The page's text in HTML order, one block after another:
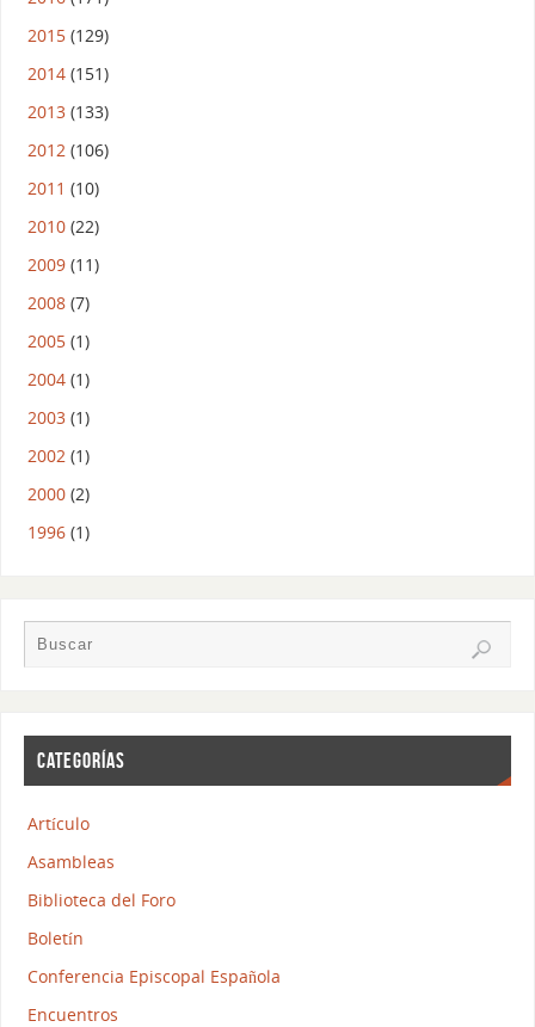
2015(129)
2014(151)
2013(133)
2012 (106)
2011 (10)
2010(22)
2009(11)
2008(7)
2005(1)
2004(1)
2003(1)
2002 (1)
2000(2)
1996(1)
CATEGORÍAS
Artículo
Asambleas
Biblioteca del Foro
Boletín
Conferencia Episcopal Española
Encuentros